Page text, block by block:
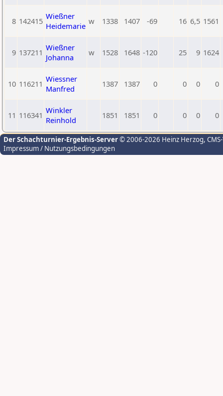
8 142415 Wießner
Heidemarie w 1338 1407 -69 16 6,5 1561
9 137211 Wießner
Johanna
w 1528 1648 -120 25 9 1624
10 116211 Wiessner
Manfred
1387 1387 0 0 0 0
11 116341 Winkler
Reinhold
1851 1851 0 0 0 0
Der Schachturnier-Ergebnis-Server© 2006-2026 Heinz Herzog,
Impressum / Nutzungsbedingungen